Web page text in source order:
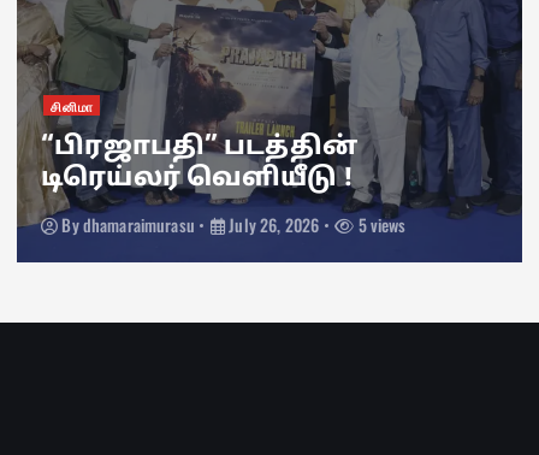
சினிமா
“பிரஜாபதி” படத்தின்
டிரெய்லர் வெளியீடு !
Bydhamaraimurasu July 26, 2026 5 views